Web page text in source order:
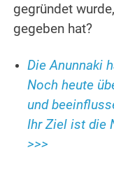
gegründet
gegeben hat?
Die Anunnaki
Noch heute
und
Ihr Ziel ist die
>>>